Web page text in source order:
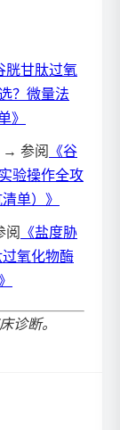
胱甘肽过氧
？微量法
》
→ 参阅
《谷
验操作全攻
单）》
阅
《盐度胁
氧化物酶
诊断。